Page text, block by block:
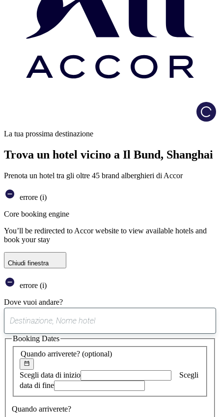
La tua prossima destinazione
Trova un hotel vicino a Il Bund, Shanghai
Prenota un hotel tra gli oltre 45 brand alberghieri di Accor
errore (i)
Core booking engine
You’ll be redirected to Accor website to view available hotels and
book your stay
Chiudi finestra
errore (i)
Dove vuoi andare?
suggerimento
trovato
Quando arriverete? (optional)
Scegli data di inizio
Scegli
data di fine
Quando arriverete?
Booking Dates